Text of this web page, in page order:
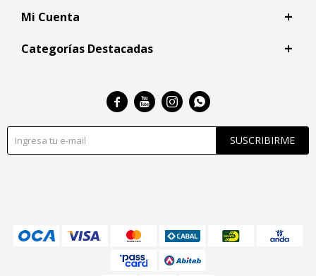
Mi Cuenta
Categorías Destacadas
SUSCRIBIRME
   